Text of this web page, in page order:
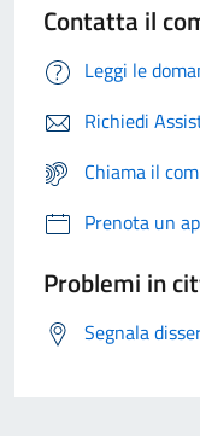
Contatta il
Leggi le
Richiedi
Chiama il
Prenota un
Problemi in
Segnala